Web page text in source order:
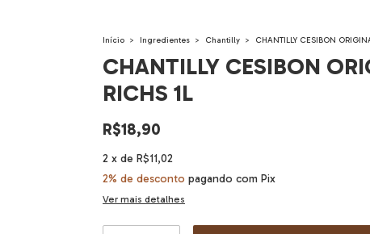
Início > Ingredientes > Chantilly > CHANTILLY CESIBON
CHANTILLY CESIBON
RICHS 1L
R$18,90
2 x de R$11,02
2% de desconto pagando com Pix
Ver mais detalhes